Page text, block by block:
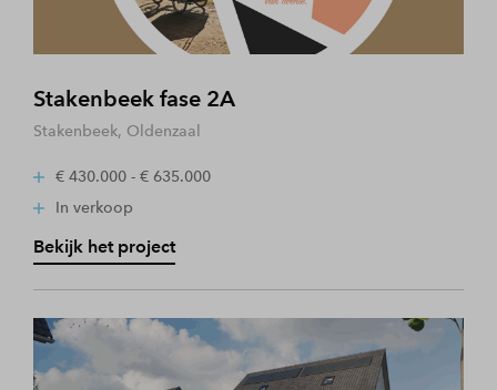
Stakenbeek fase 2A
Stakenbeek, Oldenzaal
€ 430.000 - € 635.000
In verkoop
Bekijk het project